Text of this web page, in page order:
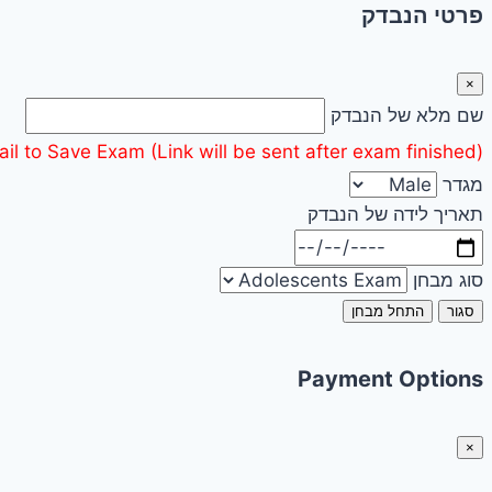
פרטי הנבדק
×
שם מלא של הנבדק
to Save Exam (Link will be sent after exam finished):
מגדר
תאריך לידה של הנבדק
סוג מבחן
סגור התחל מבחן
Payment Options
×